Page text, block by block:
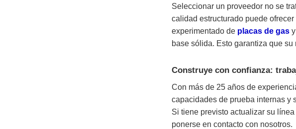
Seleccionar un proveedor no se
calidad estructurado puede
experimentado de placas de gas
base sólida. Esto garantiza que
Construye con confianza:
Con más de 25 años de
capacidades de prueba internas y
Si tiene previsto actualizar su
ponerse en contacto con nosotros.